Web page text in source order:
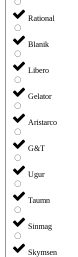
Rational
Blanik
Libero
Gelator
Aristarco
G&T
Ugur
Taumn
Sinmag
Skymsen